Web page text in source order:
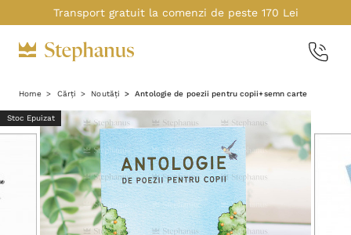
Transport gratuit la comenzi de peste 170 Lei
Home Cărți Noutăți Antologie de poezii pentru copii+semn carte
Stoc Epuizat